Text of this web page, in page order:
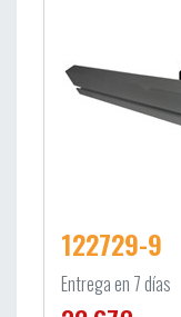
122729-9
Entrega en 7 días